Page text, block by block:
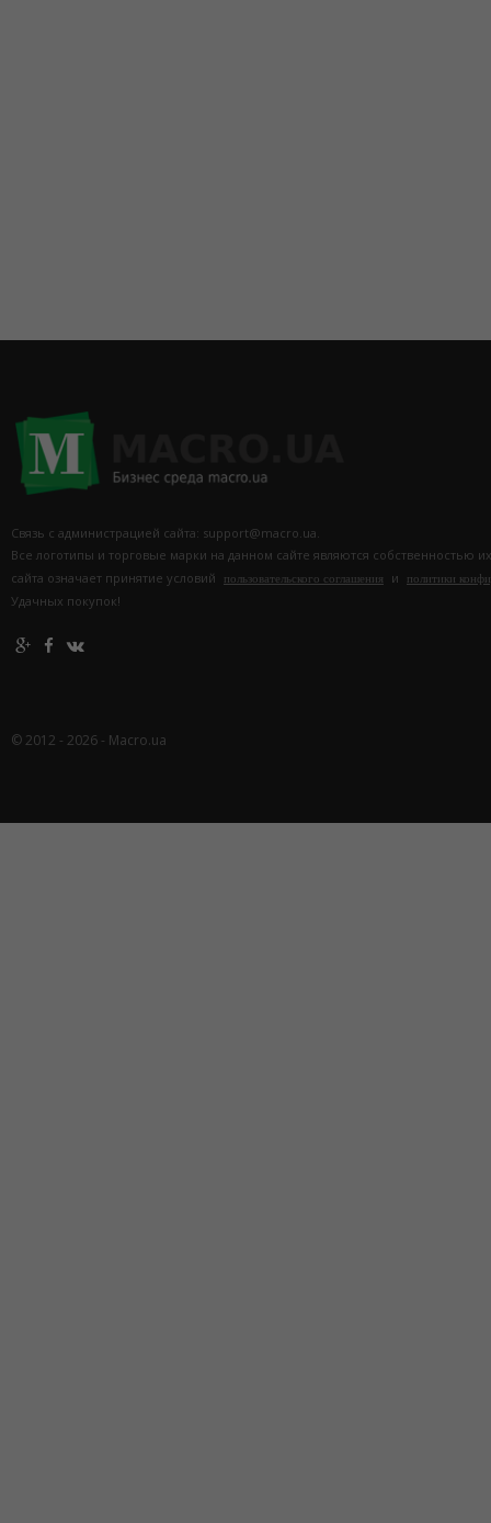
Связь с администрацией сайта: support@macro.ua.
Все логотипы и торговые марки на данном сайте являются собственностью
сайта означает принятие условий
пользовательского соглашения и политики
Удачных покупок!
© 2012 - 2026 - Macro.ua